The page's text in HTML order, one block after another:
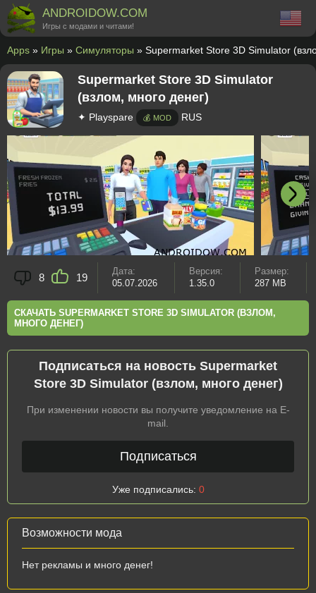
ANDROIDOW.COM
Игры с модами и читами!
Apps » Игры » Симуляторы » Supermarket Store 3D Simulator
Supermarket Store 3D Simulator
(взлом, много денег)
✦ Playspare 💰 MOD RUS
8 19
Дата:
05.07.2026
Версия:
1.35.0
Размер:
287 MB
СКАЧАТЬ SUPERMARKET STORE 3D SIMULATOR (ВЗЛОМ,
МНОГО ДЕНЕГ)
Подписаться на новость Supermarket
Store 3D Simulator (взлом, много денег)
При изменении новости вы получите уведомление на E-
mail.
Подписаться
Уже подписались: 0
Возможности мода
Нет рекламы и много денег!